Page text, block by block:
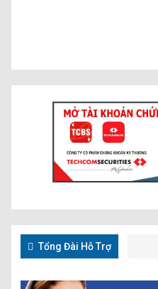
Tổng Đài Hỗ Trợ